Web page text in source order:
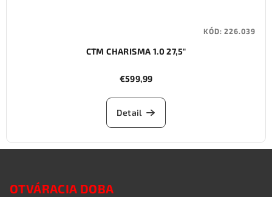
CTM CHARISMA 1.0 27,5"
€599,99
Detail
KÓD:226.039
OTVÁRACIA DOBA